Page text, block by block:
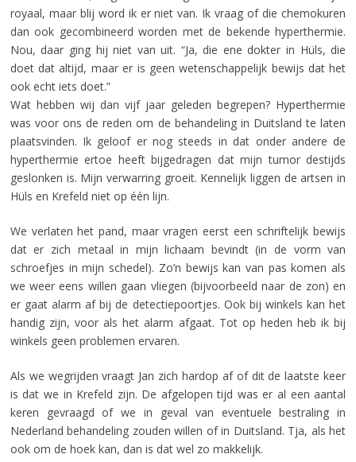
royaal, maar blij word ik er niet van. Ik vraag of die chemokuren
dan ook gecombineerd worden met de bekende hyperthermie.
Nou, daar ging hij niet van uit. “Ja, die ene dokter in Hüls, die
doet dat altijd, maar er is geen wetenschappelijk bewijs dat het
ook echt iets doet.”
Wat hebben wij dan vijf jaar geleden begrepen? Hyperthermie
was voor ons de reden om de behandeling in Duitsland te laten
plaatsvinden. Ik geloof er nog steeds in dat onder andere de
hyperthermie ertoe heeft bijgedragen dat mijn tumor destijds
geslonken is. Mijn verwarring groeit. Kennelijk liggen de artsen in
Hüls en Krefeld niet op één lijn.
We verlaten het pand, maar vragen eerst een schriftelijk bewijs
dat er zich metaal in mijn lichaam bevindt (in de vorm van
schroefjes in mijn schedel). Zo’n bewijs kan van pas komen als
we weer eens willen gaan vliegen (bijvoorbeeld naar de zon) en
er gaat alarm af bij de detectiepoortjes. Ook bij winkels kan het
handig zijn, voor als het alarm afgaat. Tot op heden heb ik bij
winkels geen problemen ervaren.
Als we wegrijden vraagt Jan zich hardop af of dit de laatste keer
is dat we in Krefeld zijn. De afgelopen tijd was er al een aantal
keren gevraagd of we in geval van eventuele bestraling in
Nederland behandeling zouden willen of in Duitsland. Tja, als het
ook om de hoek kan, dan is dat wel zo makkelijk.